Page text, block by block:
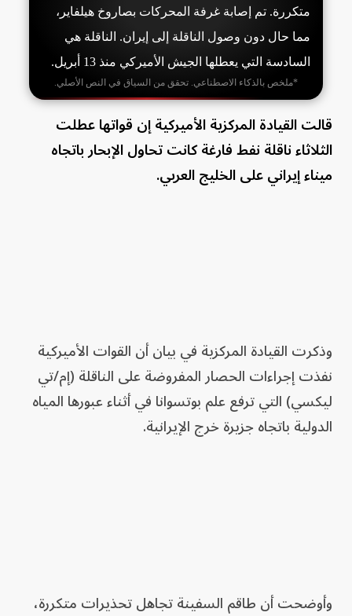
متكررة. تم إصابة غرفة المحركات بصاروخ هيلفاير،
مما حال دون وصول الناقلة إلى إيران. الناقلة هي
السادسة التي يعطلها الجيش الأميركي منذ 13 أبريل.
*ملخص بالذكاء الاصطناعي. تحقق من السياق في النص الأصلي.
قالت القيادة المركزية الأميركية إن قواتها عطلت
الثلاثاء ناقلة نفط فارغة كانت تحاول الإبحار باتجاه
ميناء إيراني على الخليج العربي.
وذكرت القيادة المركزية في بيان أن القوات الأميركية
نفذت إجراءات الحصار المفروضة على الناقلة (إم/تي
ليكسي) التي ترفع علم بوتسوانا في أثناء عبورها المياه
الدولية باتجاه جزيرة خرج الإيرانية.
وأوضحت أن طاقم السفينة تجاهل تحذيرات متكررة،